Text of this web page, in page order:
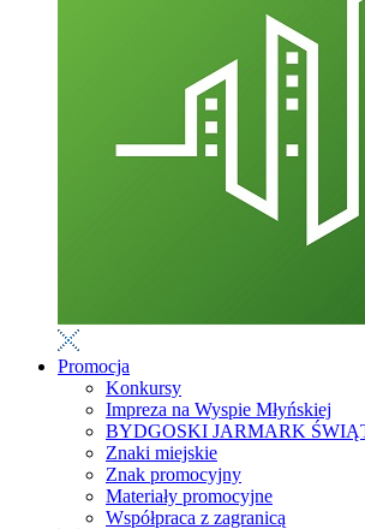
Promocja
Konkursy
Impreza na Wyspie Młyńskiej
BYDGOSKI JARMARK
Znaki miejskie
Znak promocyjny
Materiały promocyjne
Współpraca z zagranicą